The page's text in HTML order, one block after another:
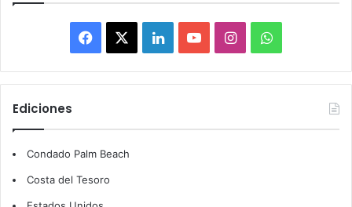
a
e
b
L
i
k
o
T
I
n
t
W
h
t
Ediciones
Condado Palm Beach
Costa del Tesoro